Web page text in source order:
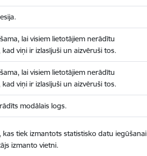
lai visiem lietotājiem nerādītu
viņi ir izlasījuši un aizvēruši tos.
lai visiem lietotājiem nerādītu
viņi ir izlasījuši un aizvēruši tos.
modālais logs.
kas tiek izmantots statistisko datu iegūšanai
izmanto vietni.